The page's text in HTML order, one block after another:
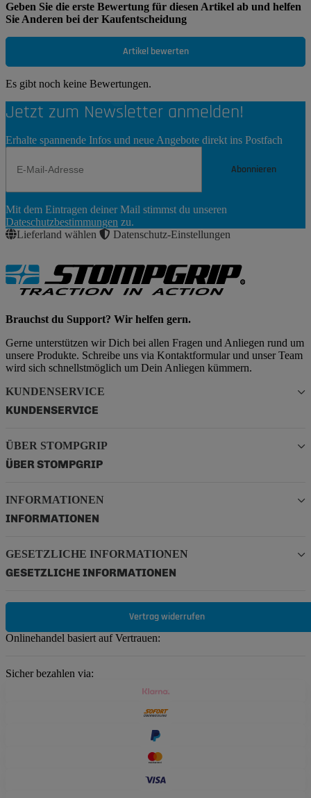
Geben Sie die erste Bewertung für diesen Artikel ab und helfen
Sie Anderen bei der Kaufentscheidung
Artikel bewerten
Es gibt noch keine Bewertungen.
Jetzt zum Newsletter anmelden!
Erhalte spannende Infos und neue Angebote direkt ins Postfach
Abonnieren
Abonnieren
Mit dem Eintragen deiner Mail stimmst du unseren
Dateschutzbestimmungen zu.
Lieferland wählen
Datenschutz-Einstellungen
Brauchst du Support? Wir helfen gern.
Gerne unterstützen wir Dich bei allen Fragen und Anliegen rund um
unsere Produkte. Schreibe uns via Kontaktformular und unser Team
wird sich schnellstmöglich um Dein Anliegen kümmern.
KUNDENSERVICE
KUNDENSERVICE
ÜBER STOMPGRIP
ÜBER STOMPGRIP
INFORMATIONEN
INFORMATIONEN
GESETZLICHE INFORMATIONEN
GESETZLICHE INFORMATIONEN
Vertrag widerrufen
Onlinehandel basiert auf Vertrauen:
Sicher bezahlen via: